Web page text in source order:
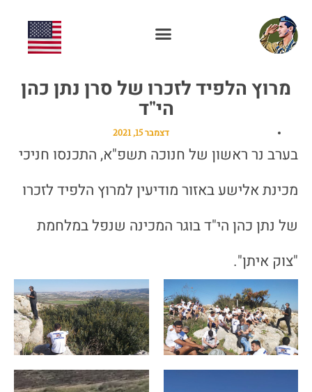
מרוץ הלפיד לזכרו של סרן נתן כהן
הי"ד
דצמבר 15, 2021
בערב נר ראשון של חנוכה תשפ"א, התכנסו חניכי
מכינת אלישע באזור מודיעין למרוץ הלפיד לזכרו
של נתן כהן הי"ד בוגר המכינה שנפל במלחמת
"צוק איתן".